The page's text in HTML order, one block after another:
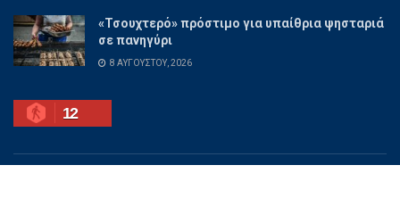
«Τσουχτερό» πρόστιμο για υπαίθρια ψησταριά
σε πανηγύρι
8 ΑΥΓΟΎΣΤΟΥ, 2026
12